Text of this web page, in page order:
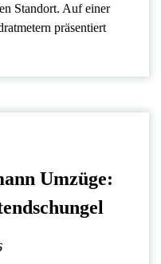
Standort. Auf einer
präsentiert
Umzüge: